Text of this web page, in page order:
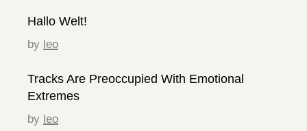
Hallo Welt!
by leo
Tracks Are Preoccupied With Emotional
Extremes
by leo